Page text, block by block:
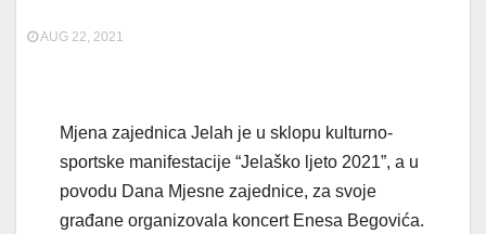
AUG 22, 2021
Mjena zajednica Jelah je u sklopu kulturno-
sportske manifestacije “Jelaško ljeto 2021”, a u
povodu Dana Mjesne zajednice, za svoje
građane organizovala koncert Enesa Begovića.